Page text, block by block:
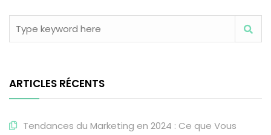
ARTICLES RÉCENTS
Tendances du Marketing en 2024 : Ce que Vous